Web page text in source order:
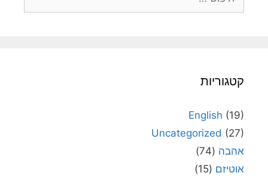
קטגוריות
English (19)
Uncategorized (27)
אהבה (74)
אוטיזם (15)